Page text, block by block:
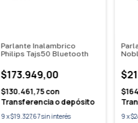
Parlante Inalambrico
Philips Tajs50 Bluetooth
$173.949,00
$130.461,75con
Transferencia o depósito
9x$19.327,67sin interés 9x